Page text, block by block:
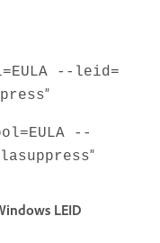
--leid=
”
--
”
LEID